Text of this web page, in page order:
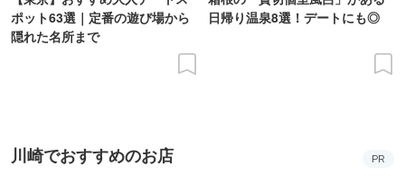
ポット63選｜定番の遊び場から
隠れた名所まで
日帰り温泉8選！デートにも◎
川崎でおすすめのお店 PR